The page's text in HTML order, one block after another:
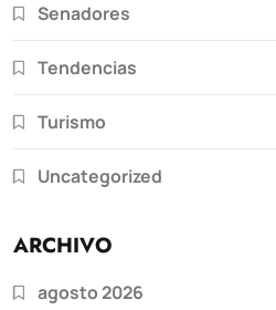
Senadores
Tendencias
Turismo
Uncategorized
ARCHIVO
agosto 2026